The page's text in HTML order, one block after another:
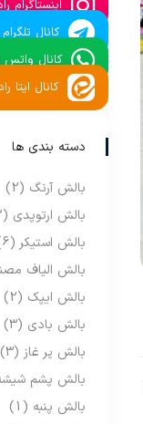
اینستاگرام
کانال
کانال واتس
کانال ایتا
دسته بندی ها
بالش آرنگ (2)
بالش ارتوپدی (2)
بالش استیکر (6)
بالش الیاف
بالش ایپک (2)
بالش بادی (3)
بالش پر غاز (3)
بالش پشم
بالش پنبه (1)